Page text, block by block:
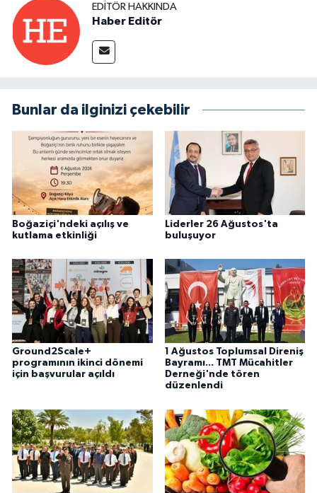
EDITÖR HAKKINDA
Haber Editör
Bunlar da ilginizi çekebilir
Boğaziçi'ndeki açılış ve
kutlama etkinliği
Liderler 26 Ağustos'ta
buluşuyor
Ground2Scale+
programının ikinci dönemi
için başvurular açıldı
1 Ağustos Toplumsal Direniş
Bayramı... TMT Mücahitler
Derneği'nde tören
düzenlendi